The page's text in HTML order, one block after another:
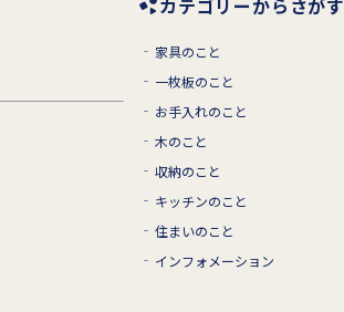
家具のこと
一枚板のこと
お手入れのこと
木のこと
収納のこと
キッチンのこと
住まいのこと
インフォメーション